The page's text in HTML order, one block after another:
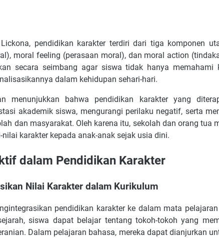
pendidikan karakter terdiri dari tiga komponen
moral feeling (perasaan moral), dan moral action
secara seimbang agar siswa tidak hanya memahami
dalam kehidupan sehari-hari.
menunjukkan bahwa pendidikan karakter yang
akademik siswa, mengurangi perilaku negatif, serta
dan masyarakat. Oleh karena itu, sekolah dan orang tua
karakter kepada anak-anak sejak usia dini.
dalam Pendidikan Karakter
Nilai Karakter dalam Kurikulum
pendidikan karakter ke dalam mata
siswa dapat belajar tentang tokoh-tokoh yang
Dalam pelajaran bahasa, mereka dapat dianjurkan